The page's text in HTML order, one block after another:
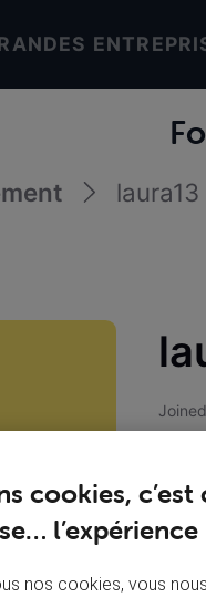
laura13
Joined
cookies,
l’expérience
nos cookies, vous